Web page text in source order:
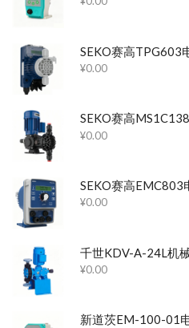
SEKO赛高TPG603
¥0.00
¥0.00
SEKO赛高EMC803
¥0.00
千世KDV-A-24L机
¥0.00
新道茨EM-100-01